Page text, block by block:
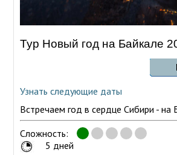
Тур Новый год на Байкале
Узнать следующие даты
Встречаем год в сердце Сибири - на
Сложность:
5 дней